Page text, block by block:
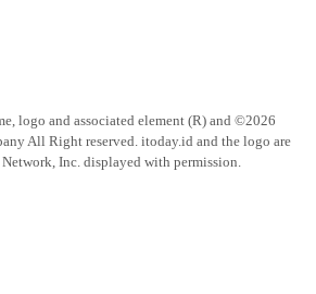
logo and associated element (R) and ©2026
All Right reserved. itoday.id and the logo are
Inc. displayed with permission.